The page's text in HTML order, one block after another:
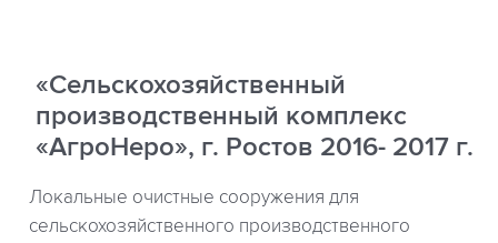
«Сельскохозяйственный
производственный комплекс
«АгроНеро», г. Ростов 2016- 2017 г.
Локальные очистные сооружения для
сельскохозяйственного производственного